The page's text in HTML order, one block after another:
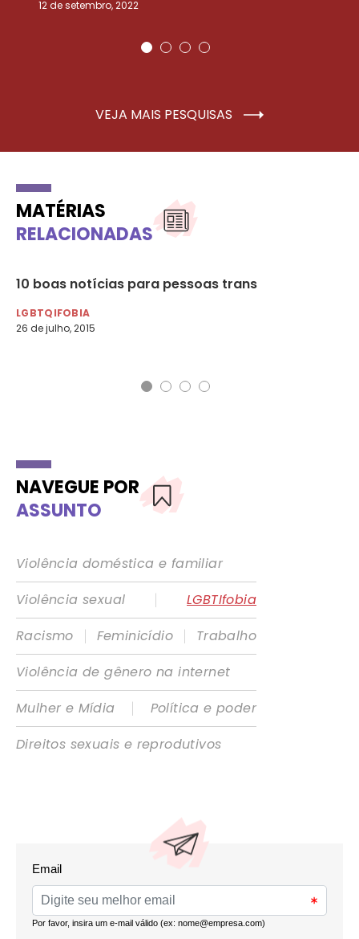
12 de setembro, 2022
VEJA MAIS PESQUISAS
MATÉRIAS
RELACIONADAS
10 boas notícias para pessoas trans
LGBTQIFOBIA
26 de julho, 2015
NAVEGUE POR
ASSUNTO
Violência doméstica e familiar
Violência sexual
|
LGBTIfobia
Racismo
| Feminicídio |
Trabalho
Violência de gênero na internet
Mulher e Mídia
|
Política e poder
Direitos sexuais e reprodutivos